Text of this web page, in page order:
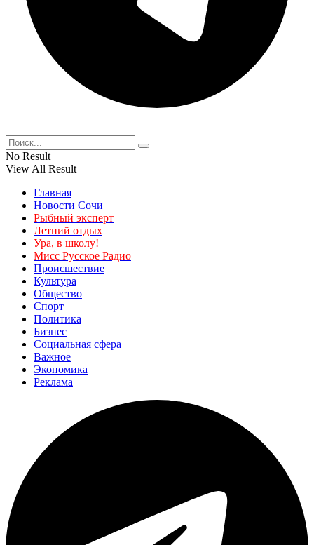
No Result
View All Result
Главная
Новости Сочи
Рыбный эксперт
Летний отдых
Ура, в школу!
Мисс Русское Радио
Происшествие
Культура
Общество
Спорт
Политика
Бизнес
Социальная сфера
Важное
Экономика
Реклама